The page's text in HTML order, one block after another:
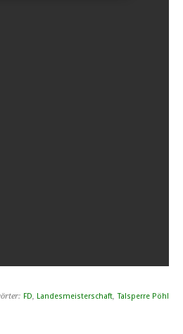
FD Landesmeisterschaft ,Talsperre Pöhl